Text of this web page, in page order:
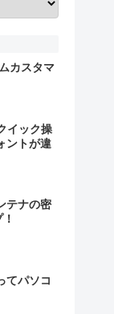
カスタマ
イック操
ントが違
テナの密
てパソコ